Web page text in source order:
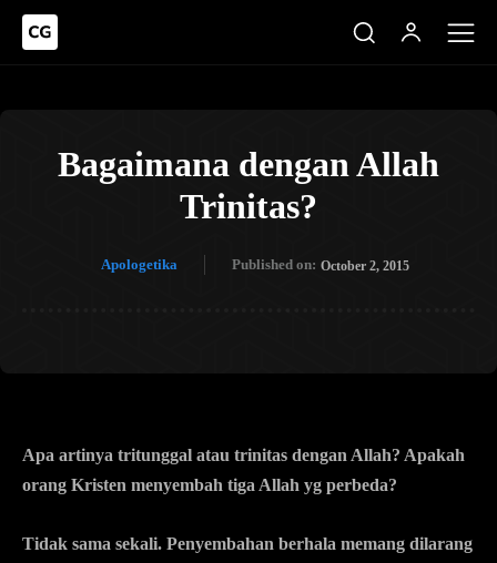
Bagaimana dengan Allah
Trinitas?
Apologetika Published on: October 2, 2015
Apa artinya tritunggal atau trinitas dengan Allah? Apakah
orang Kristen menyembah tiga Allah yg perbeda?
Tidak sama sekali. Penyembahan berhala memang dilarang